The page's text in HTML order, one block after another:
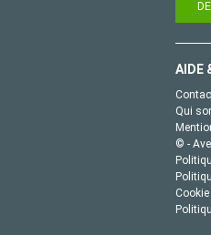
AIDE
Qui
© -